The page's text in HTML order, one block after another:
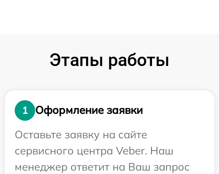
Этапы работы
1
Оформление заявки
Оставьте заявку на сайте
сервисного центра Veber. Наш
менеджер ответит на Ваш запрос